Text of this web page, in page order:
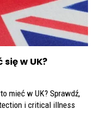
w UK?
mieć w UK? Sprawdź,
i critical illness